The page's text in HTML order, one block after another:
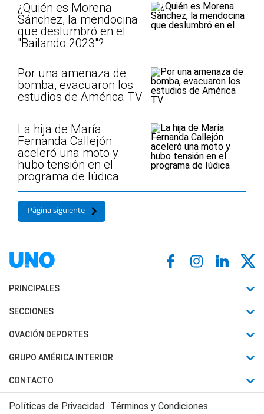
¿Quién es Morena
Sánchez, la mendocina
que deslumbró en el
"Bailando 2023"?
Por una amenaza de
bomba, evacuaron los
estudios de América TV
La hija de María
Fernanda Callejón
aceleró una moto y
hubo tensión en el
programa de Iúdica
Página siguiente
PRINCIPALES
Últimas Noticias
Política
Judiciales
Economia
SECCIONES
Horóscopo
Motores
Trucos caseros
Series y Películas
OVACIÓN DEPORTES
Fútbol
Mundial
Automovilismo
GRUPO AMÉRICA INTERIOR
Canal 7 en Vivo
CONTACTO
Acerca de Nosotros
Políticas de Privacidad Términos y Condiciones